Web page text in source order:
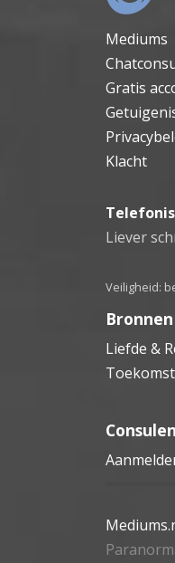
Mediums
Gratis
Klacht
Liever
Veiligheid:
Liefde &